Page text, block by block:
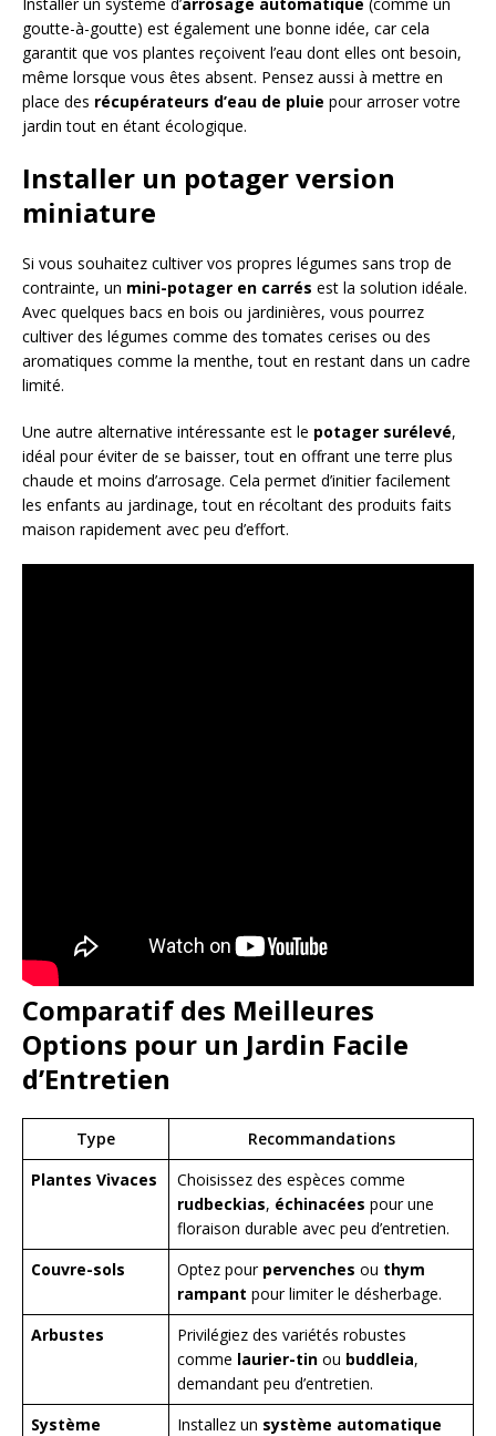
goutte-à-goutte) est également une bonne idée, car cela
garantit que vos plantes reçoivent l’eau dont elles ont besoin,
même lorsque vous êtes absent. Pensez aussi à mettre en
place des récupérateurs d’eau de pluie pour arroser votre
jardin tout en étant écologique.
Installer un potager version
miniature
Si vous souhaitez cultiver vos propres légumes sans trop de
contrainte, un mini-potager en carrés est la solution idéale.
Avec quelques bacs en bois ou jardinières, vous pourrez
cultiver des légumes comme des tomates cerises ou des
aromatiques comme la menthe, tout en restant dans un cadre
limité.
Une autre alternative intéressante est le potager surélevé,
idéal pour éviter de se baisser, tout en offrant une terre plus
chaude et moins d’arrosage. Cela permet d’initier facilement
les enfants au jardinage, tout en récoltant des produits faits
maison rapidement avec peu d’effort.
Comparatif des Meilleures
Options pour un Jardin Facile
d’Entretien
Type
Recommandations
Plantes Vivaces
Choisissez des espèces comme
rudbeckias, échinacées pour une
floraison durable avec peu d’entretien.
Couvre-sols
Optez pour pervenches ou thym
rampant pour limiter le désherbage.
Arbustes
Privilégiez des variétés robustes
comme laurier-tin ou buddleia,
demandant peu d’entretien.
Système
Installez un système automatique